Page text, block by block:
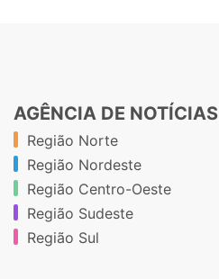
AGÊNCIA DE NOTÍCIAS
Região Norte
Região Nordeste
Região Centro-Oeste
Região Sudeste
Região Sul